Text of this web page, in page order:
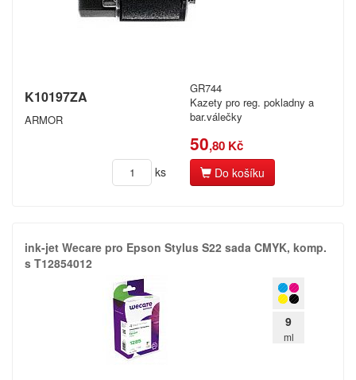
K10197ZA
ARMOR
GR744
Kazety pro reg. pokladny a
bar.válečky
50,80 Kč
ks Do košíku
ink-​jet Wecare pro Epson Stylus S22 sada CMYK,​ komp.​
s T12854012
9
ml